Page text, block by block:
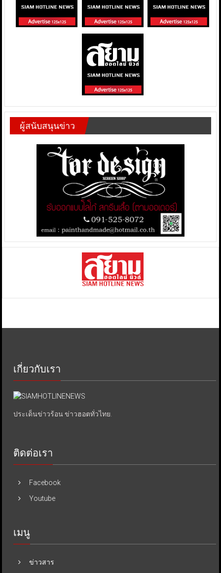
ผู้สนับสนุนข่าว
เกี่ยวกับเรา
ประเด็นข่าวร้อน ข่าวฮอตทั่วไทย.
ติดต่อเรา
Facebook
Youtube
เมนู
ข่าวสาร